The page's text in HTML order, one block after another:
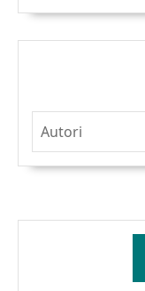
8,00.